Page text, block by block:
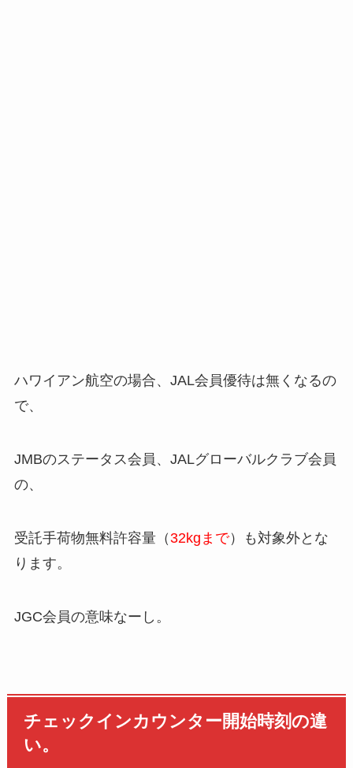
ハワイアン航空の場合、JAL会員優待は無くなるの
で、
JMBのステータス会員、JALグローバルクラブ会員
の、
受託手荷物無料許容量（32kgまで）も対象外とな
ります。
JGC会員の意味なーし。
チェックインカウンター開始時刻の違
い。